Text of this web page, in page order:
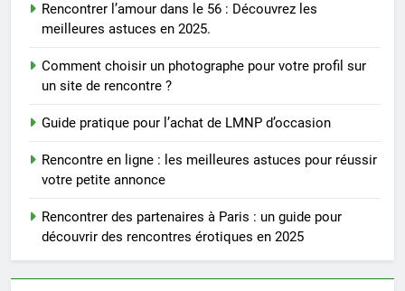
Rencontrer l’amour dans le 56 : Découvrez les
meilleures astuces en 2025.
Comment choisir un photographe pour votre profil sur
un site de rencontre ?
Guide pratique pour l’achat de LMNP d’occasion
Rencontre en ligne : les meilleures astuces pour réussir
votre petite annonce
Rencontrer des partenaires à Paris : un guide pour
découvrir des rencontres érotiques en 2025